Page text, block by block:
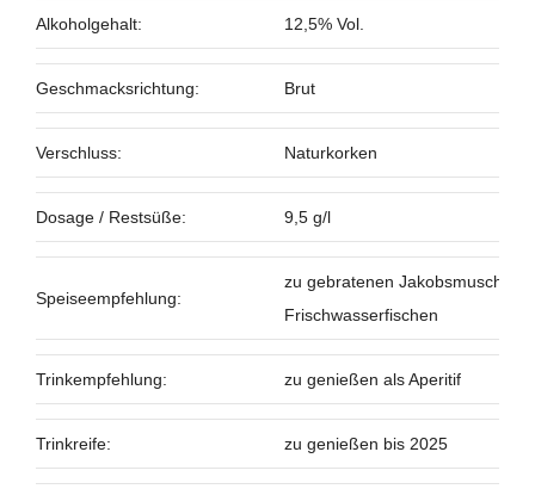
Alkoholgehalt: 12,5% Vol.
Geschmacksrichtung: Brut
Verschluss: Naturkorken
Dosage / Restsüße: 9,5 g/l
Speiseempfehlung:
zu gebratenen
Frischwasserfischen
Trinkempfehlung: zu genießen als Aperitif
Trinkreife: zu genießen bis 2025